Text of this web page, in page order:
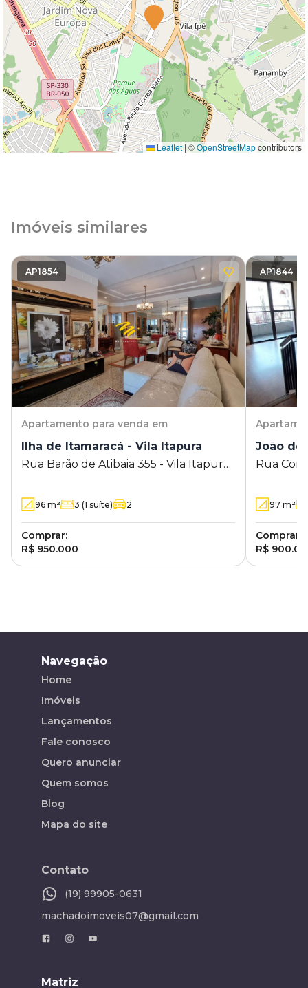
Leaflet | ©OpenStreetMapcontributors
Imóveis similares
AP1854
Apartamento para venda em
Ilha de Itamaracá - Vila Itapura
Rua Barão de Atibaia 355 - Vila Itapura
96 m² 3 (1 suíte) 2
Comprar:
R$ 950.000
AP1844
João de
Rua
97 m²
Comprar:
R$
Navegação
Home
Imóveis
Lançamentos
Fale conosco
Quero anunciar
Quem somos
Blog
Mapa do site
Contato
(19) 99905-0631
machadoimoveis07@gmail.com
Matriz